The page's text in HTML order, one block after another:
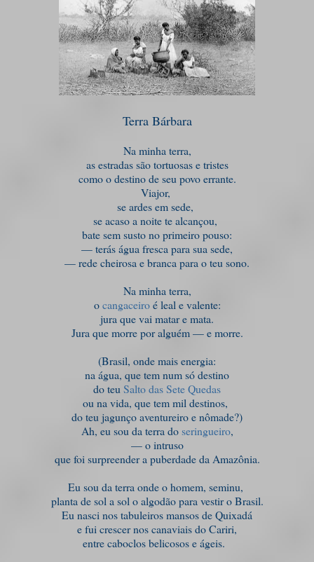
Terra Bárbara
Na minha terra,
as estradas são tortuosas e tristes
como o destino de seu povo errante.
Viajor,
se ardes em sede,
se acaso a noite te alcançou,
bate sem susto no primeiro pouso:
— terás água fresca para sua sede,
— rede cheirosa e branca para o teu sono.
Na minha terra,
ocangaceiroé leal e valente:
jura que vai matar e mata.
Jura que morre por alguém — e morre.
(Brasil, onde mais energia:
na água, que tem num só destino
do teu Salto das Sete Quedas
ou na vida, que tem mil destinos,
do teu jagunço aventureiro e nômade?)
Ah, eu sou da terra doseringueiro,
— o intruso
que foi surpreender a puberdade da Amazônia.
Eu sou da terra onde o homem, seminu,
planta de sol a sol o algodão para vestir o Brasil.
Eu nasci nos tabuleiros mansos de Quixadá
e fui crescer nos canaviais do Cariri,
entre caboclos belicosos e ágeis.